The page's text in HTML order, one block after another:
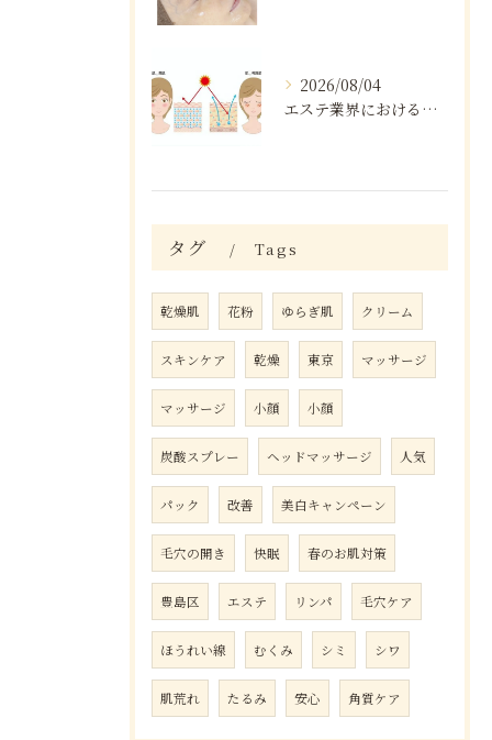
2026/08/04
エステ業界における口コミの効果分析
タグ Tags
乾燥肌 花粉 ゆらぎ肌 クリーム
スキンケア 乾燥 東京 マッサージ
マッサージ 小顔 小顔
炭酸スプレー ヘッドマッサージ 人気
パック 改善 美白キャンペーン
毛穴の開き 快眠 春のお肌対策
豊島区 エステ リンパ 毛穴ケア
ほうれい線 むくみ シミ シワ
肌荒れ たるみ 安心 角質ケア